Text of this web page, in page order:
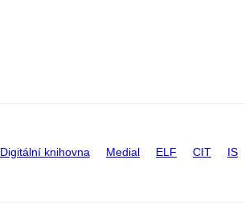
Digitální knihovna Medial ELF CIT IS